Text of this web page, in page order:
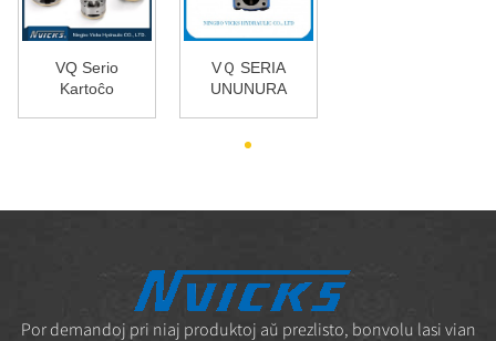
VQ Serio
Kartoĉo
VＱ SERIA
UNUNURA
Vane Pumpilo
Por demandoj pri niaj produktoj aŭ prezlisto, bonvolu lasi vian